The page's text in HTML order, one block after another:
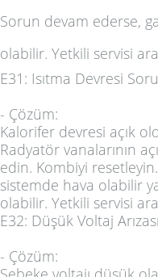
Sorun devam ederse,
olabilir. Yetkili servisi
E31: Isıtma Devresi
- Çözüm:
Kalorifer devresi açık
Radyatör vanalarının
edin. Kombiyi
sistemde hava olabilir
olabilir. Yetkili servisi
E32: Düşük Voltaj Arızası
- Çözüm: